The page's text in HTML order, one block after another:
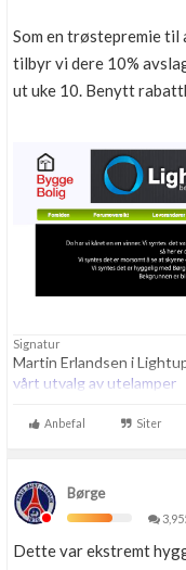
Som en trøstepremie til
tilbyr vi dere 10%
ut uke 10. Benytt
Signatur
Martin Erlandsen i
vårt utvalg av utelamper
Anbefal Siter
Børge
Dette var ekstremt